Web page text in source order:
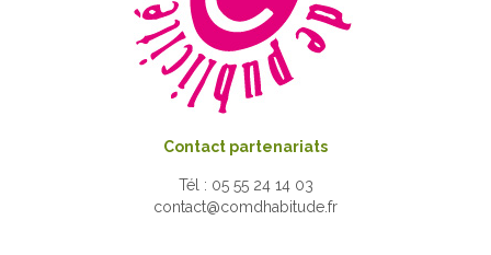
Contact partenariats
Tél : 05 55 24 14 03
contact@comdhabitude.fr